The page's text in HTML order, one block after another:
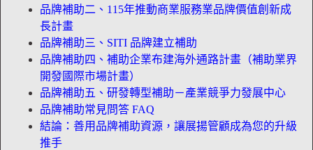
品牌補助二、115年推動商業服務業品牌價值創新成
長計畫
品牌補助三、SITI 品牌建立補助
品牌補助四、補助企業布建海外通路計畫（補助業界
開發國際市場計畫）
品牌補助五、研發轉型補助－產業競爭力發展中心
品牌補助常見問答 FAQ
結論：善用品牌補助資源，讓展揚管顧成為您的升級
推手